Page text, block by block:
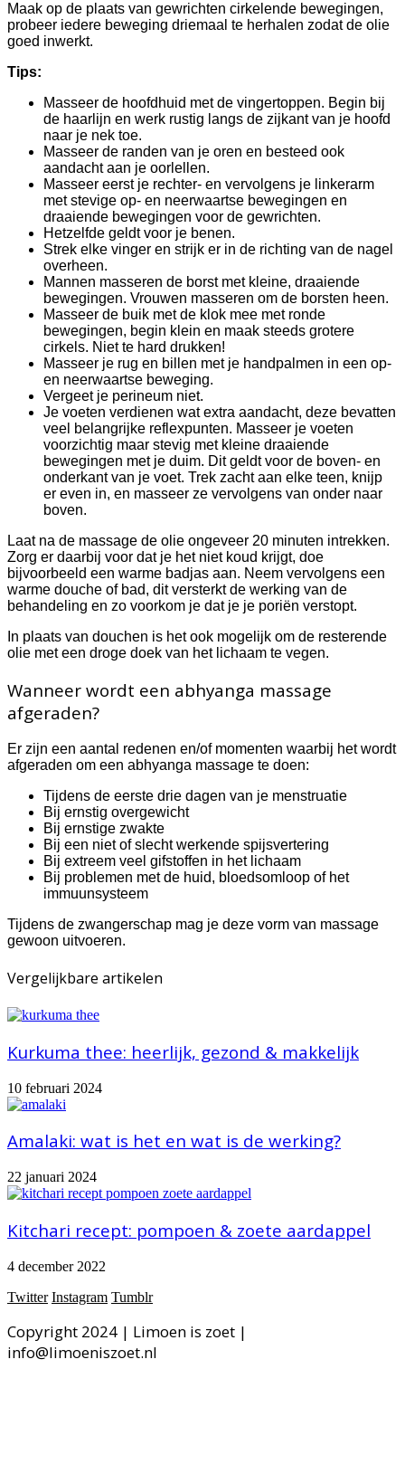
Maak op de plaats van gewrichten cirkelende bewegingen,
probeer iedere beweging driemaal te herhalen zodat de olie
goed inwerkt.
Tips:
Masseer de hoofdhuid met de vingertoppen. Begin bij
de haarlijn en werk rustig langs de zijkant van je hoofd
naar je nek toe.
Masseer de randen van je oren en besteed ook
aandacht aan je oorlellen.
Masseer eerst je rechter- en vervolgens je linkerarm
met stevige op- en neerwaartse bewegingen en
draaiende bewegingen voor de gewrichten.
Hetzelfde geldt voor je benen.
Strek elke vinger en strijk er in de richting van de nagel
overheen.
Mannen masseren de borst met kleine, draaiende
bewegingen. Vrouwen masseren om de borsten heen.
Masseer de buik met de klok mee met ronde
bewegingen, begin klein en maak steeds grotere
cirkels. Niet te hard drukken!
Masseer je rug en billen met je handpalmen in een op-
en neerwaartse beweging.
Vergeet je perineum niet.
Je voeten verdienen wat extra aandacht, deze bevatten
veel belangrijke reflexpunten. Masseer je voeten
voorzichtig maar stevig met kleine draaiende
bewegingen met je duim. Dit geldt voor de boven- en
onderkant van je voet. Trek zacht aan elke teen, knijp
er even in, en masseer ze vervolgens van onder naar
boven.
Laat na de massage de olie ongeveer 20 minuten intrekken.
Zorg er daarbij voor dat je het niet koud krijgt, doe
bijvoorbeeld een warme badjas aan. Neem vervolgens een
warme douche of bad, dit versterkt de werking van de
behandeling en zo voorkom je dat je je poriën verstopt.
In plaats van douchen is het ook mogelijk om de resterende
olie met een droge doek van het lichaam te vegen.
Wanneer wordt een abhyanga massage
afgeraden?
Er zijn een aantal redenen en/of momenten waarbij het wordt
afgeraden om een abhyanga massage te doen:
Tijdens de eerste drie dagen van je menstruatie
Bij ernstig overgewicht
Bij ernstige zwakte
Bij een niet of slecht werkende spijsvertering
Bij extreem veel gifstoffen in het lichaam
Bij problemen met de huid, bloedsomloop of het
immuunsysteem
Tijdens de zwangerschap mag je deze vorm van massage
gewoon uitvoeren.
Vergelijkbare artikelen
Kurkuma thee: heerlijk, gezond & makkelijk
10 februari 2024
Amalaki: wat is het en wat is de werking?
22 januari 2024
Kitchari recept: pompoen & zoete aardappel
4 december 2022
Twitter Instagram Tumblr
Copyright 2024 | Limoen is zoet |
info@limoeniszoet.nl